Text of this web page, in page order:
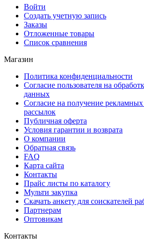
Войти
Создать учетную запись
Заказы
Отложенные товары
Список сравнения
Магазин
Политика конфиденциальности
Согласие пользователя на
данных
Согласие на получение
рассылок
Публичная оферта
Условия гарантии и возврата
О компании
Обратная связь
FAQ
Карта сайта
Контакты
Прайс листы по каталогу
Мульти закупка
Скачать анкету для соискателей
Партнерам
Оптовикам
Контакты